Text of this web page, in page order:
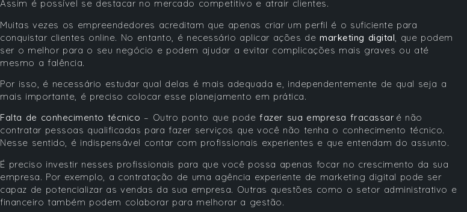
Assim é possível se destacar no mercado competitivo e atrair clientes.
Muitas vezes os empreendedores acreditam que apenas criar um perfil é o suficiente para
conquistar clientes online. No entanto, é necessário aplicar ações de marketing digital , que podem
ser o melhor para o seu negócio e podem ajudar a evitar complicações mais graves ou até
mesmo a falência.
Por isso, é necessário estudar qual delas é mais adequada e, independentemente de qual seja a
mais importante, é preciso colocar esse planejamento em prática.
Falta de conhecimento técnico – Outro ponto que pode fazer sua empresa fracassar é não
contratar pessoas qualificadas para fazer serviços que você não tenha o conhecimento técnico.
Nesse sentido, é indispensável contar com profissionais experientes e que entendam do assunto.
É preciso investir nesses profissionais para que você possa apenas focar no crescimento da sua
empresa. Por exemplo, a contratação de uma agência experiente de marketing digital pode ser
capaz de potencializar as vendas da sua empresa. Outras questões como o setor administrativo e
financeiro também podem colaborar para melhorar a gestão.